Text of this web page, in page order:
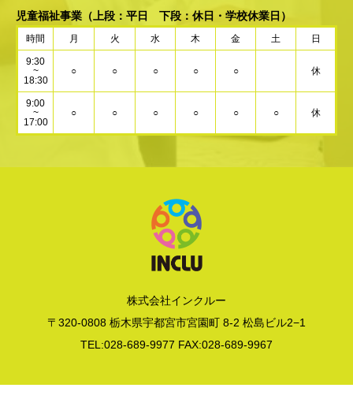
児童福祉事業 （上段：平日 下段：休日・学校休業日）
時間 月 火 水 木 金 土 日
9:30
~
18:30
○ ○ ○ ○ ○ 休
9:00
~
17:00
○ ○ ○ ○ ○ ○ 休
株式会社インクルー
〒320-0808 栃木県宇都宮市宮園町 8-2 松島ビル2−1
TEL:028-689-9977 FAX:028-689-9967